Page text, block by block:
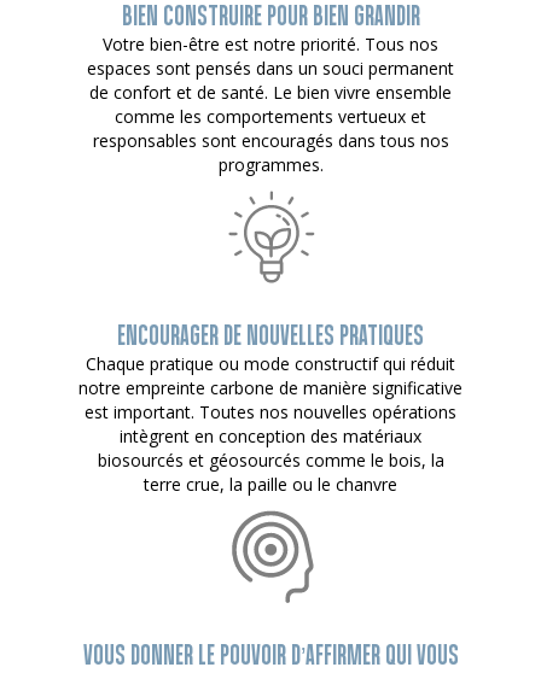
BIEN CONSTRUIRE POUR BIEN GRANDIR
Votre bien-être est notre priorité. Tous nos
espaces sont pensés dans un souci permanent
de confort et de santé. Le bien vivre ensemble
comme les comportements vertueux et
responsables sont encouragés dans tous nos
programmes.
ENCOURAGER DE NOUVELLES PRATIQUES
Chaque pratique ou mode constructif qui réduit
notre empreinte carbone de manière significative
est important. Toutes nos nouvelles opérations
intègrent en conception des matériaux
biosourcés et géosourcés comme le bois, la
terre crue, la paille ou le chanvre
VOUS DONNER LE POUVOIR D’AFFIRMER QUI VOUS